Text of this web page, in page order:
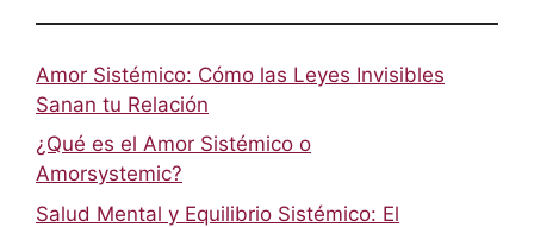
Amor Sistémico: Cómo las Leyes Invisibles
Sanan tu Relación
¿Qué es el Amor Sistémico o
Amorsystemic?
Salud Mental y Equilibrio Sistémico: El